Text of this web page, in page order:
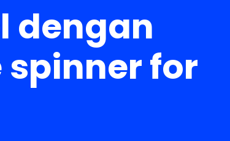
dengan
for